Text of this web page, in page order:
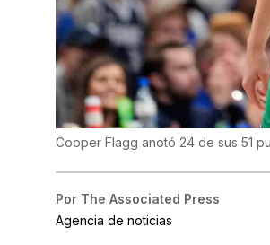
Cooper Flagg anotó 24 de sus 51
Por The Associated Press
Agencia de noticias